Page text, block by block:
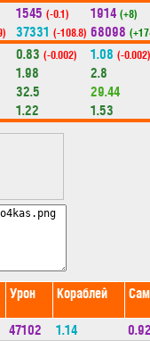
1545 (-0.1) 1914 (+8)
37331 (-108.8) 68098
0.83 (-0.002) 1.08 (-0.002)
1.98 2.8
32.5 29.44
1.22 1.53
Урон Кораблей
47102 1.14